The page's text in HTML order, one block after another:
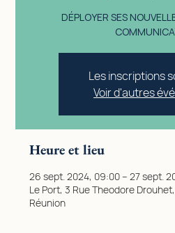
DÉPLOYER SES
Les inscriptions
Voir d'autres
Heure et lieu
26 sept. 2024, 09:00 – 27 sept.
Le Port, 3 Rue Theodore
Réunion